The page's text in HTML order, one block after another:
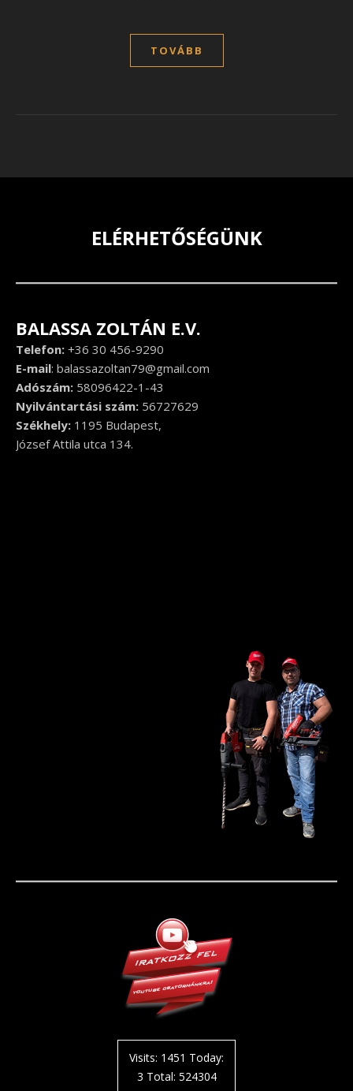
TOVÁBB
ELÉRHETŐSÉGÜNK
BALASSA ZOLTÁN E.V.
Telefon: +36 30 456-9290
E-mail: balassazoltan79@gmail.com
Adószám: 58096422-1-43
Nyilvántartási szám: 56727629
Székhely: 1195 Budapest,
József Attila utca 134.
Visits: 1451 Today:
3 Total: 524304